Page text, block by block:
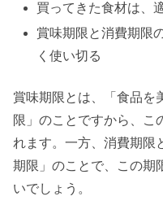
買ってきた食材は、
賞味期限と消費期限
く使い切る
賞味期限とは、「食品を
限」のことですから、こ
れます。一方、消費期限
期限」のことで、この期
いでしょう。